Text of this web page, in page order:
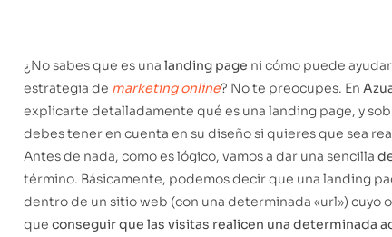
¿No sabes que es una landing page ni cómo puede
estrategia de marketing online? No te preocupes. En
explicarte detalladamente qué es una landing page, y
debes tener en cuenta en su diseño si quieres que sea
Antes de nada, como es lógico, vamos a dar una sencilla
término. Básicamente, podemos decir que una landing
dentro de un sitio web (con una determinada «url») cuyo
que conseguir que las visitas realicen una determinada